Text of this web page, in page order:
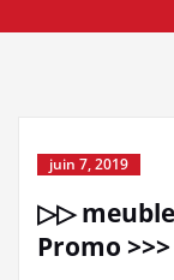
juin 7, 2019
▷▷
Promo